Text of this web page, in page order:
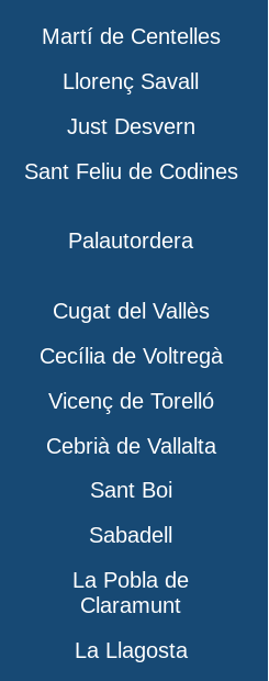
Martí de Centelles
Llorenç Savall
Just Desvern
Sant Feliu de Codines
Palautordera
Cugat del Vallès
Cecília de Voltregà
Vicenç de Torelló
Cebrià de Vallalta
Sant Boi
Sabadell
La Pobla de
Claramunt
La Llagosta